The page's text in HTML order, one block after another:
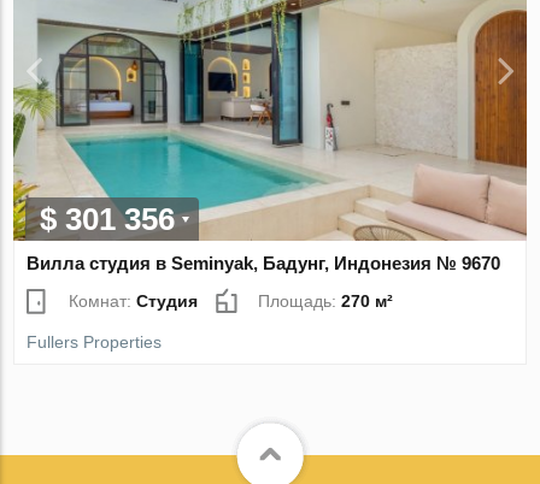
$ 301 356
Вилла студия в Seminyak, Бадунг, Индонезия № 9670
Комнат:Студия Площадь:270 м²
Fullers Properties